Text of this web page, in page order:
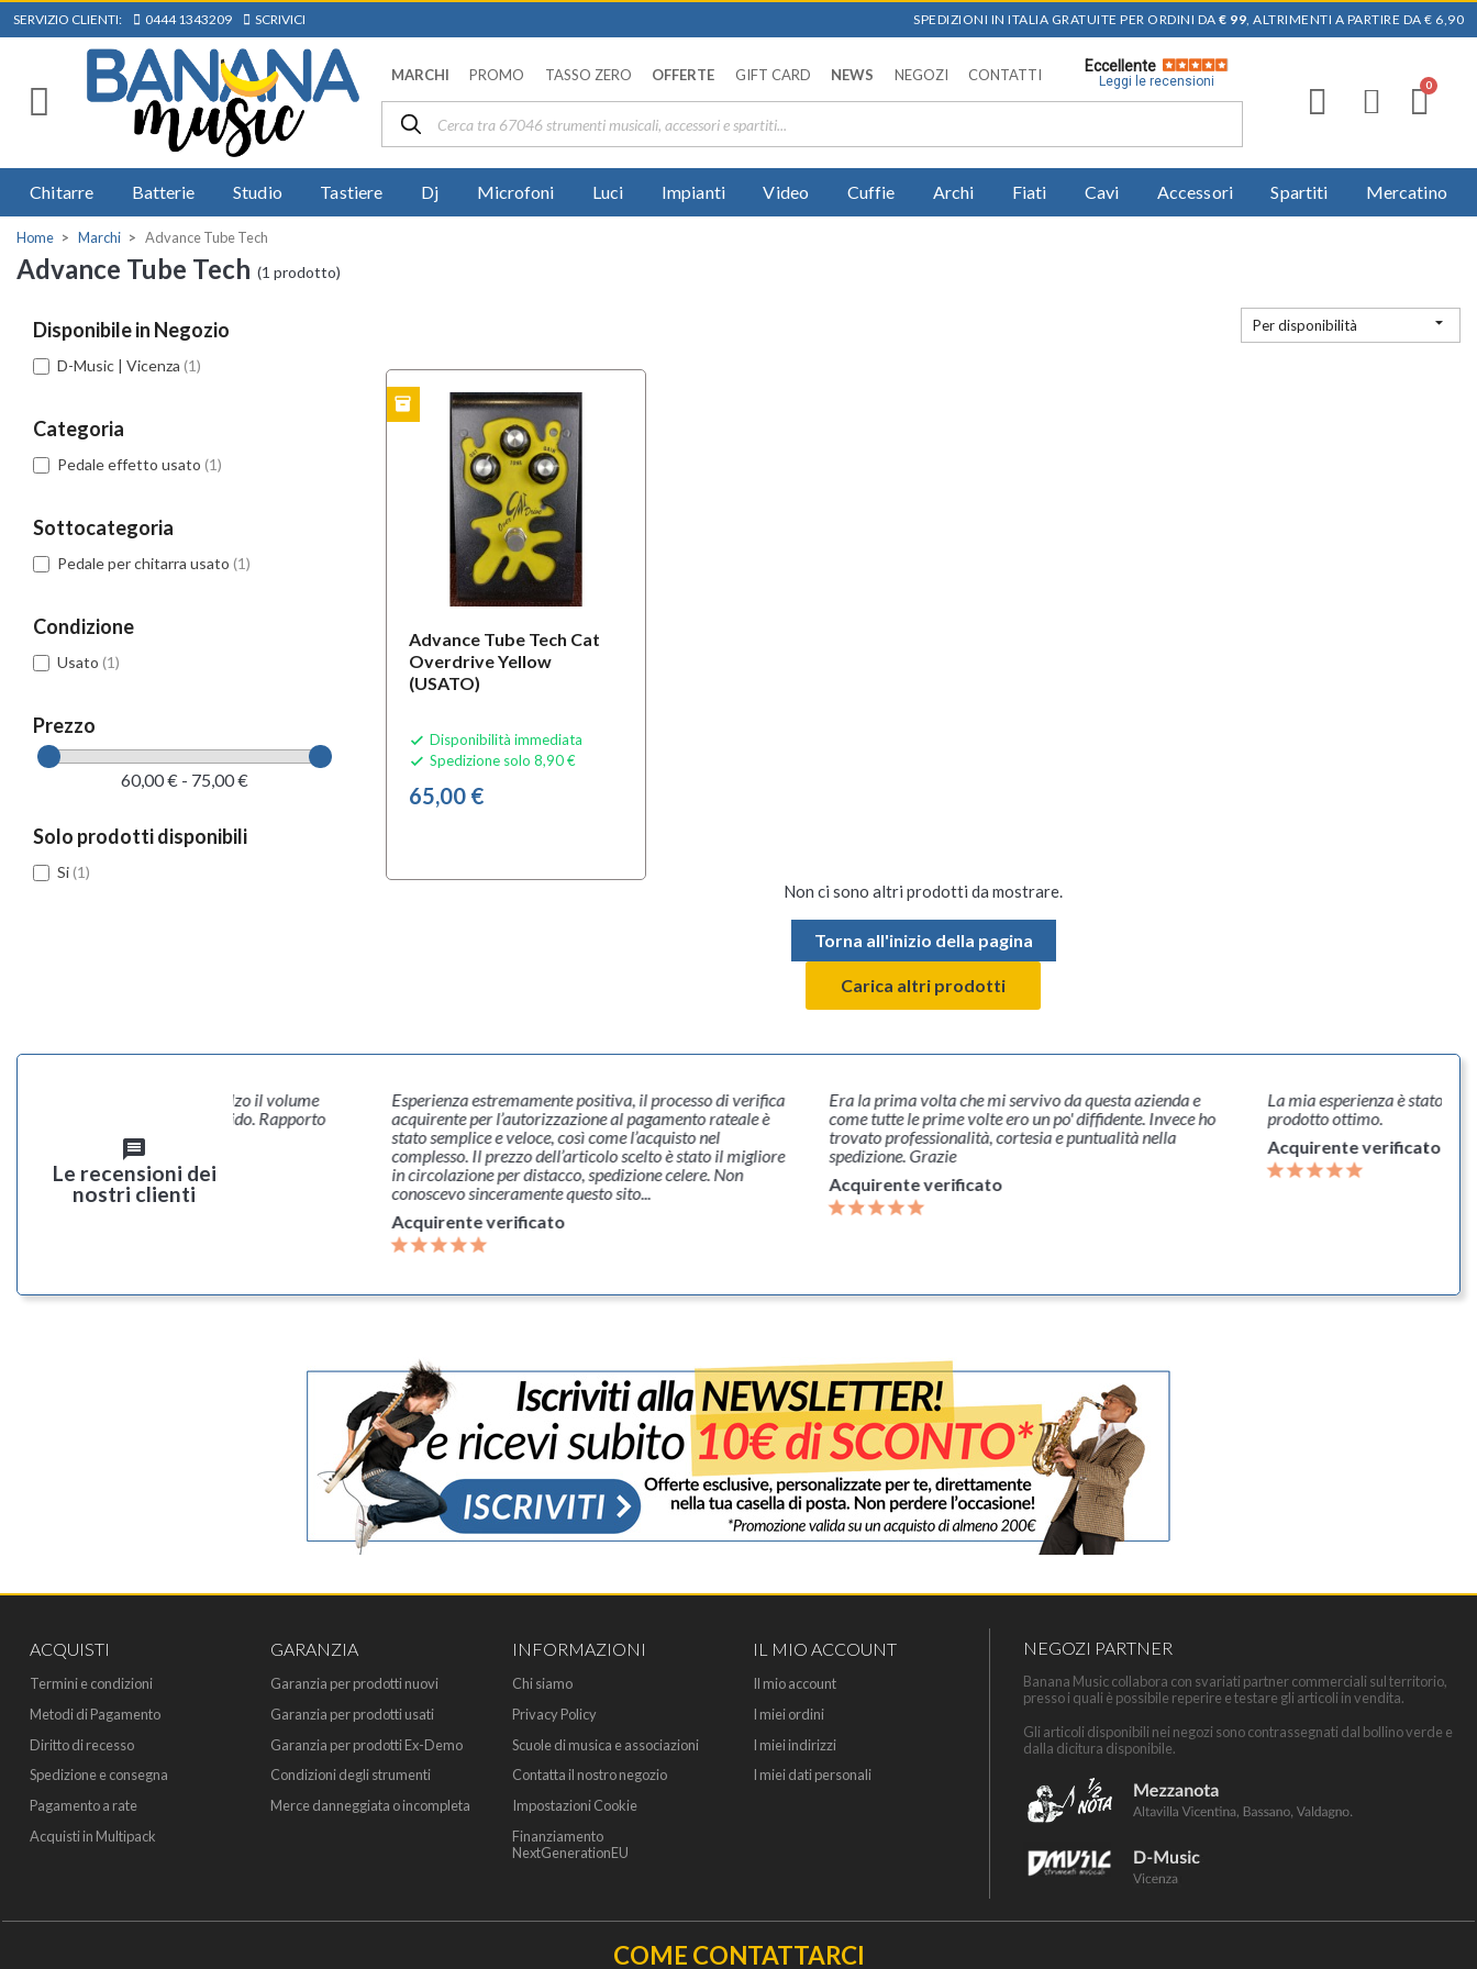
SERVIZIO CLIENTI: 0444 1343209 SCRIVICI SPEDIZIONI IN ITALIA GRATUITE PER ORDINI DA € 99, ALTRIMENTI A PARTIRE DA € 6,90
MARCHI PROMO TASSO ZERO OFFERTE GIFT CARD NEWS NEGOZI CONTATTI
Eccellente
Leggi le recensioni
Chitarre Batterie Studio Tastiere Dj Microfoni Luci Impianti Video Cuffie Archi Fiati Cavi Accessori Spartiti Mercatino
Home Marchi Advance Tube Tech
Advance Tube Tech (1 prodotto)
Disponibile in Negozio
D-Music | Vicenza (1)
Categoria
Pedale effetto usato (1)
Sottocategoria
Pedale per chitarra usato (1)
Condizione
Usato (1)
Prezzo
60,00 € - 75,00 €
Solo prodotti disponibili
Si(1)
Per disponibilità 
Advance Tube Tech Cat
Overdrive Yellow
(USATO)
 Disponibilità immediata
 Spedizione solo 8,90 €
65,00 €
inventory
Non ci sono altri prodotti da mostrare.
Torna all'inizio della pagina
Carica altri prodotti
message
Le recensioni dei
nostri clienti
non stridono neanche se alzo il volume
suono abbastanza nitido. Rapporto
verificato
Esperienza estremamente positiva, il processo di verifica
acquirente per l’autorizzazione al pagamento rateale è
stato semplice e veloce, così come l’acquisto nel
complesso. Il prezzo dell’articolo scelto è stato il migliore
in circolazione per distacco, spedizione celere. Non
conoscevo sinceramente questo sito...
Acquirente verificato
Era la prima volta che mi servivo da questa azienda e
come tutte le prime volte ero un po' diffidente. Invece ho
trovato professionalità, cortesia e puntualità nella
spedizione. Grazie
Acquirente verificato
La mia esperienza è stato
prodotto ottimo.
Acquirente verificato
ACQUISTI
Termini e condizioni
Metodi di Pagamento
Diritto di recesso
Spedizione e consegna
Pagamento a rate
Acquisti in Multipack
GARANZIA
Garanzia per prodotti nuovi
Garanzia per prodotti usati
Garanzia per prodotti Ex-Demo
Condizioni degli strumenti
Merce danneggiata o incompleta
INFORMAZIONI
Chi siamo
Privacy Policy
Scuole di musica e associazioni
Contatta il nostro negozio
Impostazioni Cookie
Finanziamento
NextGenerationEU
IL MIO ACCOUNT
Il mio account
I miei ordini
I miei indirizzi
I miei dati personali
NEGOZI PARTNER
Banana Music collabora con svariati partner commerciali sul territorio,
presso i quali è possibile reperire e testare gli articoli in vendita.
Gli articoli disponibili nei negozi sono contrassegnati dal bollino verde e
dalla dicitura disponibile.
COME CONTATTARCI